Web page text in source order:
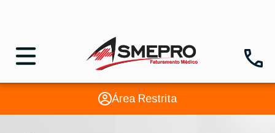
Área Restrita